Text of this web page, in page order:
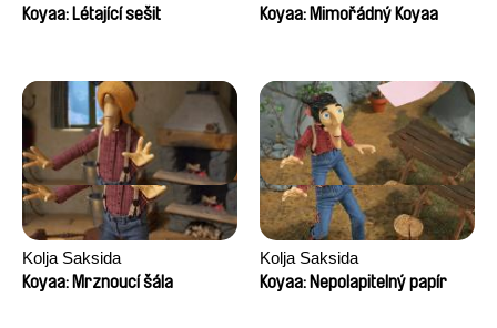
Koyaa: Létající sešit
Koyaa: Mimořádný Koyaa
Kolja Saksida
Koyaa: Mrznoucí šála
Kolja Saksida
Koyaa: Nepolapitelný papír